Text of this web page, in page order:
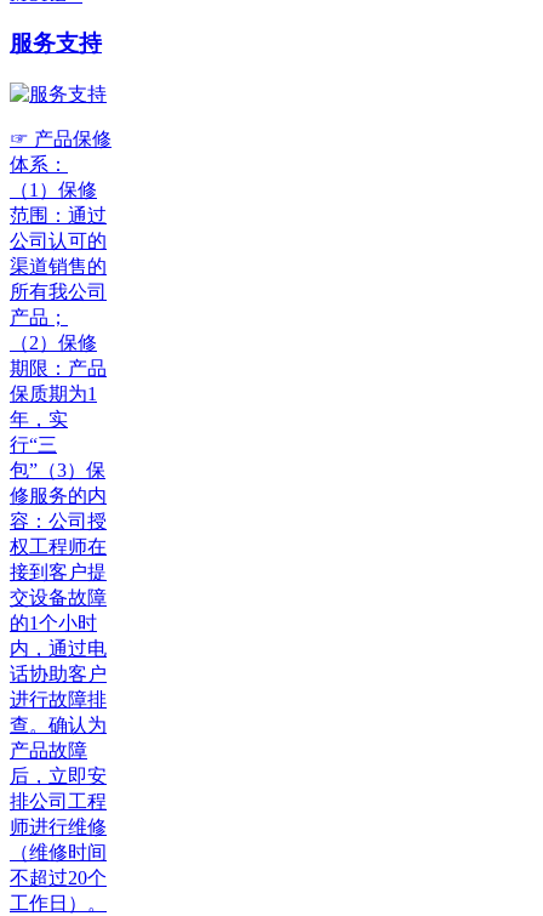
服务支持
☞ 产品保修
体系：
（1）保修
范围：通过
公司认可的
渠道销售的
所有我公司
产品；
（2）保修
期限：产品
保质期为1
年，实
行“三
包”（3）保
修服务的内
容：公司授
权工程师在
接到客户提
交设备故障
的1个小时
内，通过电
话协助客户
进行故障排
查。确认为
产品故障
后，立即安
排公司工程
师进行维修
（维修时间
不超过20个
工作日）。